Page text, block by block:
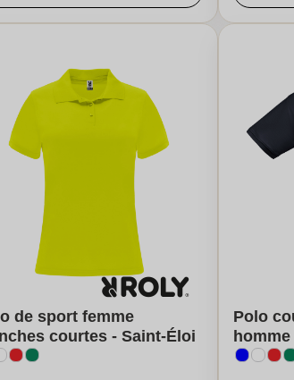
de sport femme
courtes - Saint-Éloi
Polo